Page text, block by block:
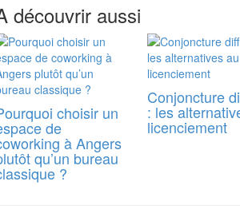
découvrir aussi
choisir un
de
à Angers
qu’un bureau
?
Conjoncture
: les
licenciement